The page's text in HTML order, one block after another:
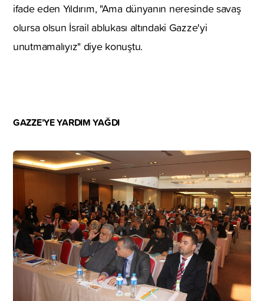
ifade eden Yıldırım, "Ama dünyanın neresinde savaş
olursa olsun İsrail ablukası altındaki Gazze'yi
unutmamalıyız" diye konuştu.
GAZZE’YE YARDIM YAĞDI